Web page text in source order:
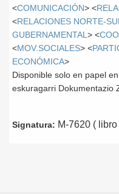
<COMUNICACIÓN> <
<RELACIONES NORTE-
GUBERNAMENTAL > <
<MOV.SOCIALES> <
ECONÓMICA>
Disponible solo en papel
eskuragarri Dokumentazio
Signatura: M-7620 ( libro